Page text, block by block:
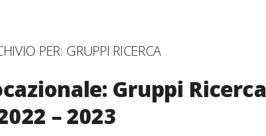
PER: GRUPPI RICERCA
Gruppi Ricerca
– 2023